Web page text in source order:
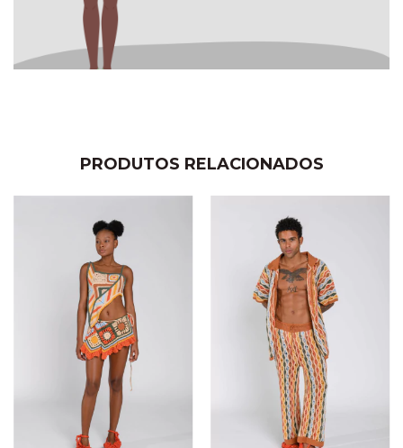
PRODUTOS RELACIONADOS